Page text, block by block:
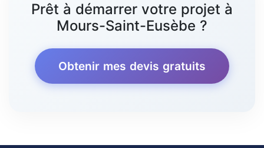
Prêt à démarrer votre projet à
Mours-Saint-Eusèbe ?
Obtenir mes devis gratuits